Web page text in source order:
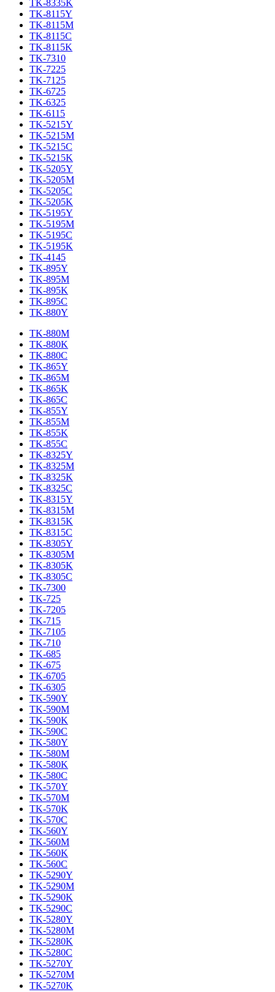
TK-8335K
TK-8115Y
TK-8115M
TK-8115C
TK-8115K
TK-7310
TK-7225
TK-7125
TK-6725
TK-6325
TK-6115
TK-5215Y
TK-5215M
TK-5215C
TK-5215K
TK-5205Y
TK-5205M
TK-5205C
TK-5205K
TK-5195Y
TK-5195M
TK-5195C
TK-5195K
TK-4145
TK-895Y
TK-895M
TK-895K
TK-895C
TK-880Y
TK-880M
TK-880K
TK-880C
TK-865Y
TK-865M
TK-865K
TK-865C
TK-855Y
TK-855M
TK-855K
TK-855C
TK-8325Y
TK-8325M
TK-8325K
TK-8325C
TK-8315Y
TK-8315M
TK-8315K
TK-8315C
TK-8305Y
TK-8305M
TK-8305K
TK-8305C
TK-7300
TK-725
TK-7205
TK-715
TK-7105
TK-710
TK-685
TK-675
TK-6705
TK-6305
TK-590Y
TK-590M
TK-590K
TK-590C
TK-580Y
TK-580M
TK-580K
TK-580C
TK-570Y
TK-570M
TK-570K
TK-570C
TK-560Y
TK-560M
TK-560K
TK-560C
TK-5290Y
TK-5290M
TK-5290K
TK-5290C
TK-5280Y
TK-5280M
TK-5280K
TK-5280C
TK-5270Y
TK-5270M
TK-5270K